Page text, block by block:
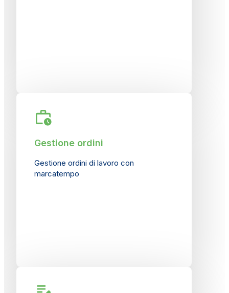
Gestione ordini
Gestione ordini di lavoro con
marcatempo